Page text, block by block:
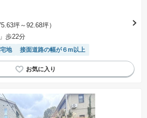
坪～92.68坪）
歩22分
地 接面道路の幅が６m以上